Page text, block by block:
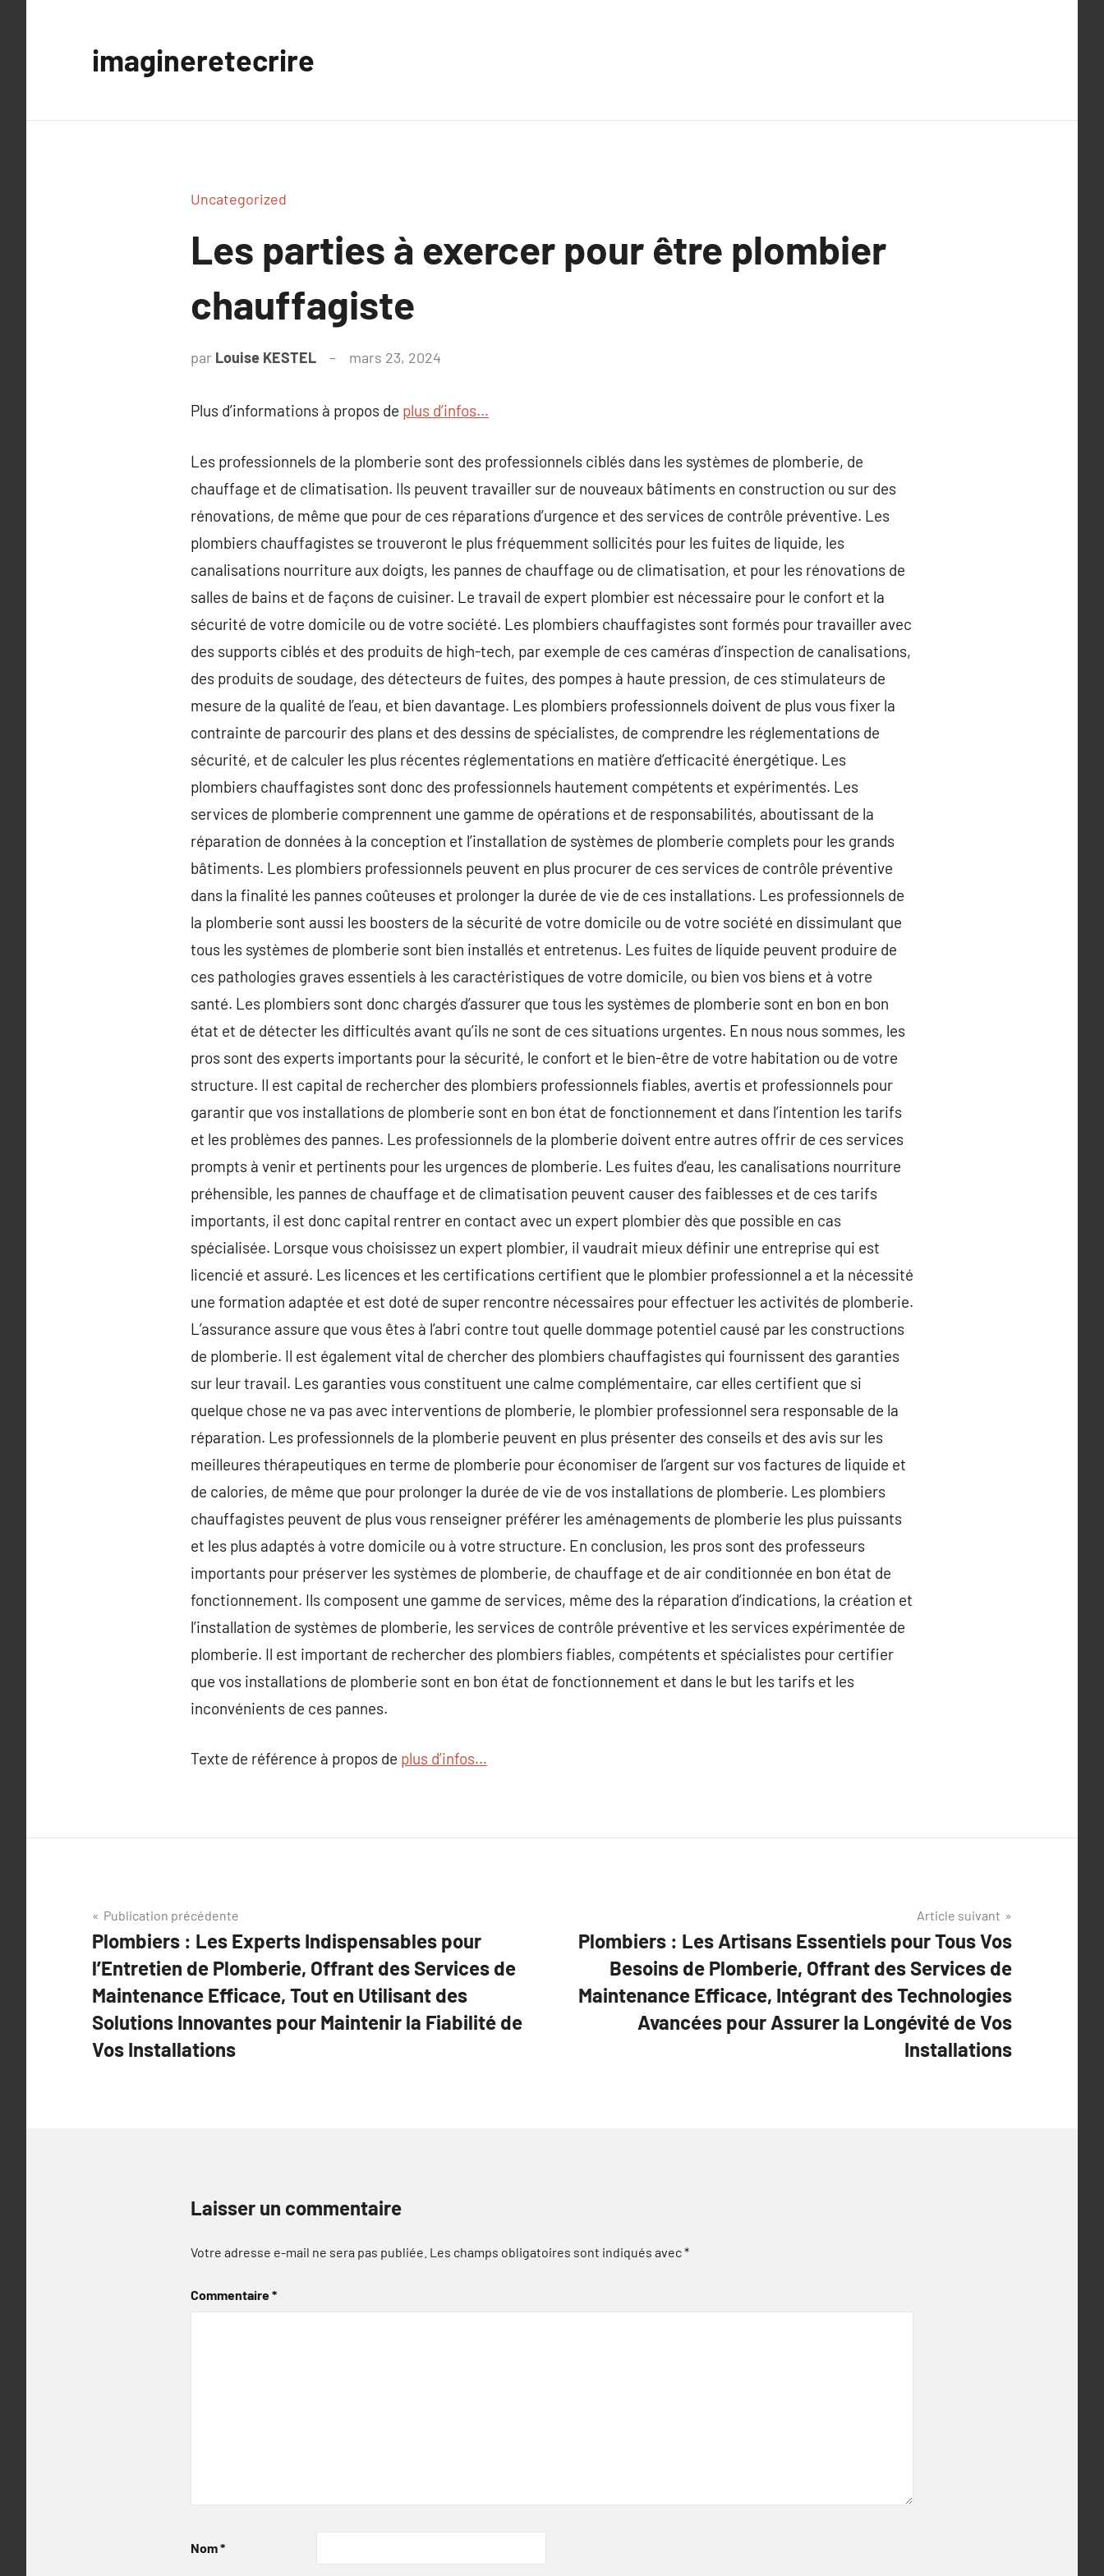
imagineretecrire
Uncategorized
Les parties à exercer pour être plombier
chauffagiste
par Louise KESTEL mars 23, 2024
Plus d’informations à propos de plus d’infos…
Les professionnels de la plomberie sont des professionnels ciblés dans les systèmes de plomberie, de
chauffage et de climatisation. Ils peuvent travailler sur de nouveaux bâtiments en construction ou sur des
rénovations, de même que pour de ces réparations d’urgence et des services de contrôle préventive. Les
plombiers chauffagistes se trouveront le plus fréquemment sollicités pour les fuites de liquide, les
canalisations nourriture aux doigts, les pannes de chauffage ou de climatisation, et pour les rénovations de
salles de bains et de façons de cuisiner. Le travail de expert plombier est nécessaire pour le confort et la
sécurité de votre domicile ou de votre société. Les plombiers chauffagistes sont formés pour travailler avec
des supports ciblés et des produits de high-tech, par exemple de ces caméras d’inspection de canalisations,
des produits de soudage, des détecteurs de fuites, des pompes à haute pression, de ces stimulateurs de
mesure de la qualité de l’eau, et bien davantage. Les plombiers professionnels doivent de plus vous fixer la
contrainte de parcourir des plans et des dessins de spécialistes, de comprendre les réglementations de
sécurité, et de calculer les plus récentes réglementations en matière d’efficacité énergétique. Les
plombiers chauffagistes sont donc des professionnels hautement compétents et expérimentés. Les
services de plomberie comprennent une gamme de opérations et de responsabilités, aboutissant de la
réparation de données à la conception et l’installation de systèmes de plomberie complets pour les grands
bâtiments. Les plombiers professionnels peuvent en plus procurer de ces services de contrôle préventive
dans la finalité les pannes coûteuses et prolonger la durée de vie de ces installations. Les professionnels de
la plomberie sont aussi les boosters de la sécurité de votre domicile ou de votre société en dissimulant que
tous les systèmes de plomberie sont bien installés et entretenus. Les fuites de liquide peuvent produire de
ces pathologies graves essentiels à les caractéristiques de votre domicile, ou bien vos biens et à votre
santé. Les plombiers sont donc chargés d’assurer que tous les systèmes de plomberie sont en bon en bon
état et de détecter les difficultés avant qu’ils ne sont de ces situations urgentes. En nous nous sommes, les
pros sont des experts importants pour la sécurité, le confort et le bien-être de votre habitation ou de votre
structure. Il est capital de rechercher des plombiers professionnels fiables, avertis et professionnels pour
garantir que vos installations de plomberie sont en bon état de fonctionnement et dans l’intention les tarifs
et les problèmes des pannes. Les professionnels de la plomberie doivent entre autres offrir de ces services
prompts à venir et pertinents pour les urgences de plomberie. Les fuites d’eau, les canalisations nourriture
préhensible, les pannes de chauffage et de climatisation peuvent causer des faiblesses et de ces tarifs
importants, il est donc capital rentrer en contact avec un expert plombier dès que possible en cas
spécialisée. Lorsque vous choisissez un expert plombier, il vaudrait mieux définir une entreprise qui est
licencié et assuré. Les licences et les certifications certifient que le plombier professionnel a et la nécessité
une formation adaptée et est doté de super rencontre nécessaires pour effectuer les activités de plomberie.
L’assurance assure que vous êtes à l’abri contre tout quelle dommage potentiel causé par les constructions
de plomberie. Il est également vital de chercher des plombiers chauffagistes qui fournissent des garanties
sur leur travail. Les garanties vous constituent une calme complémentaire, car elles certifient que si
quelque chose ne va pas avec interventions de plomberie, le plombier professionnel sera responsable de la
réparation. Les professionnels de la plomberie peuvent en plus présenter des conseils et des avis sur les
meilleures thérapeutiques en terme de plomberie pour économiser de l’argent sur vos factures de liquide et
de calories, de même que pour prolonger la durée de vie de vos installations de plomberie. Les plombiers
chauffagistes peuvent de plus vous renseigner préférer les aménagements de plomberie les plus puissants
et les plus adaptés à votre domicile ou à votre structure. En conclusion, les pros sont des professeurs
importants pour préserver les systèmes de plomberie, de chauffage et de air conditionnée en bon état de
fonctionnement. Ils composent une gamme de services, même des la réparation d’indications, la création et
l’installation de systèmes de plomberie, les services de contrôle préventive et les services expérimentée de
plomberie. Il est important de rechercher des plombiers fiables, compétents et spécialistes pour certifier
que vos installations de plomberie sont en bon état de fonctionnement et dans le but les tarifs et les
inconvénients de ces pannes.
Texte de référence à propos de plus d’infos…
Navigation
de
l’article
Publication précédente
Plombiers : Les Experts Indispensables pour
l’Entretien de Plomberie, Offrant des Services de
Maintenance Efficace, Tout en Utilisant des
Solutions Innovantes pour Maintenir la Fiabilité de
Vos Installations
Article suivant
Plombiers : Les Artisans Essentiels pour Tous Vos
Besoins de Plomberie, Offrant des Services de
Maintenance Efficace, Intégrant des Technologies
Avancées pour Assurer la Longévité de Vos
Installations
Laisser un commentaire
Votre adresse e-mail ne sera pas publiée. Les champs obligatoires sont indiqués avec*
Commentaire*
Nom*